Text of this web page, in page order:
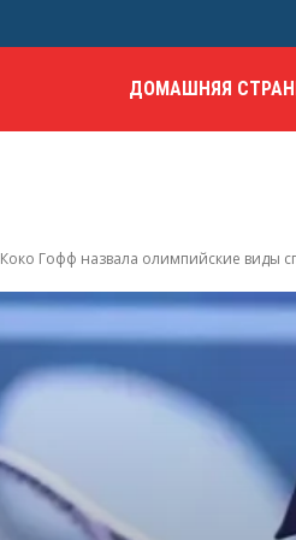
ДОМАШНЯЯ
Коко Гофф назвала олимпийские виды